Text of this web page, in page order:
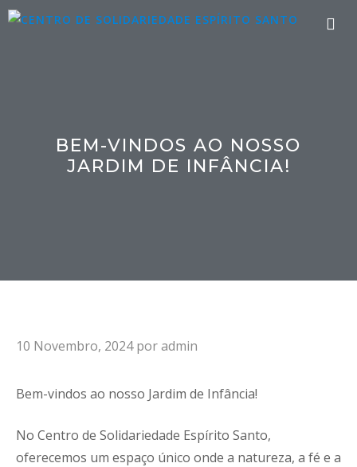
Saltar
BEM-VINDOS AO NOSSO
JARDIM DE INFÂNCIA!
10 Novembro, 2024 poradmin
Bem-vindos ao nosso Jardim de Infância!
No Centro de Solidariedade Espírito Santo,
oferecemos um espaço único onde a natureza, a fé e a